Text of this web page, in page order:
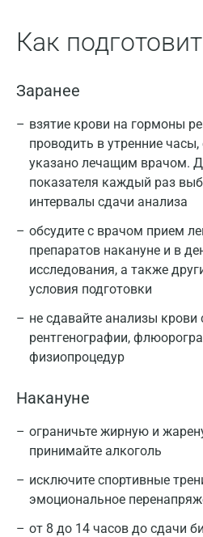
Как
Заранее
взятие крови на гормоны
проводить в утренние
указано лечащим врачом.
показателя каждый раз
интервалы сдачи анализа
обсудите с врачом прием
препаратов накануне и в
исследования, а также
условия подготовки
не сдавайте анализы крови
рентгенографии,
физиопроцедур
Накануне
ограничьте жирную и
принимайте алкоголь
исключите спортивные
эмоциональное
от 8 до 14 часов до сдачи